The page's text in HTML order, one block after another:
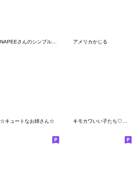
アメリカかじる
☆キュートなお姉さん☆ キモカワいい子たち♡顔文字バージョン③